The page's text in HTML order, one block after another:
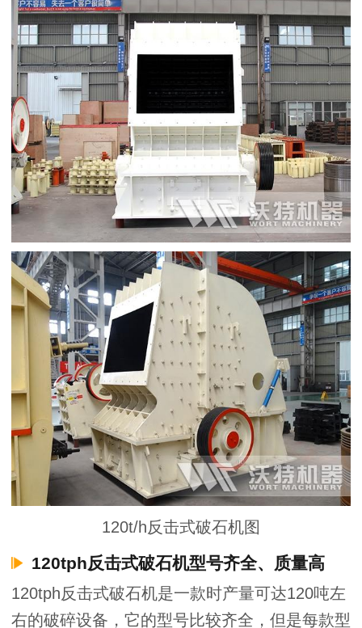
120t/h反击式破石机图
120tph反击式破石机型号齐全、质量高
120tph反击式破石机是一款时产量可达120吨左
右的破碎设备，它的型号比较齐全，但是每款型